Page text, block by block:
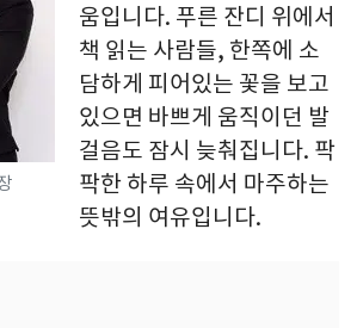
움입니다. 푸른 잔디 위에서
책 읽는 사람들, 한쪽에 소
담하게 피어있는 꽃을 보고
있으면 바쁘게 움직이던 발
걸음도 잠시 늦춰집니다. 팍
팍한 하루 속에서 마주하는
뜻밖의 여유입니다.